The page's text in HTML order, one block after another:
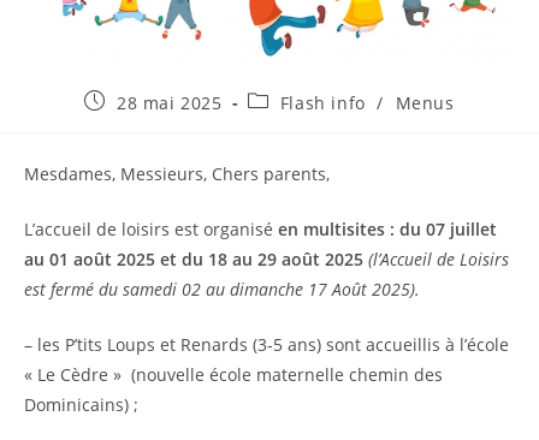
Publication
28 mai 2025
PostFlash info / Menus
Mesdames, Messieurs, Chers parents,
L’accueil de loisirs est organisé en multisites : du 07 juillet
au 01 août 2025 et du 18 au 29 août 2025 (l’Accueil de Loisirs
est fermé du samedi 02 au dimanche 17 Août 2025).
– les P’tits Loups et Renards (3-5 ans) sont accueillis à l’école
« Le Cèdre » (nouvelle école maternelle chemin des
Dominicains) ;